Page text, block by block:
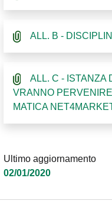
ALL. B -
ALL. C - ISTANZA
VRANNO
MATICA
Ultimo aggiornamento
02/01/2020